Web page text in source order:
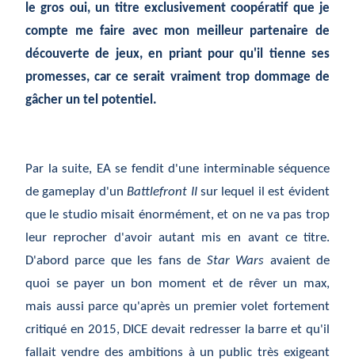
le gros oui, un titre exclusivement coopératifque je
compte me faire avec mon meilleur partenaire de
découverte de jeux, en priant pour qu'il tienne ses
promesses, car ce serait vraiment trop dommage de
gâcher un tel potentiel.
Par la suite, EA se fendit d'une interminable séquence
de gameplay d'unBattlefront IIsur lequel il est évident
que le studio misait énormément, et on ne va pas trop
leur reprocher d'avoir autant mis en avant ce titre.
D'abord parce que les fans de Star Wars avaient de
quoi se payer un bon moment et de rêverun max,
mais aussi parce qu'après un premier volet fortement
critiqué en 2015, DICE devait redresser la barre et qu'il
fallait vendre des ambitions à un public très exigeant